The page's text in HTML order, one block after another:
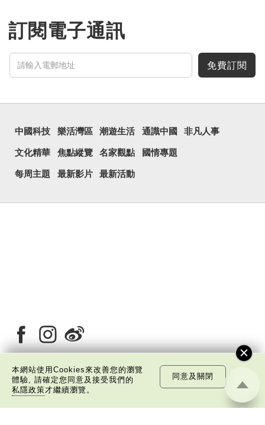
思。
三個口為「品」，這個
代甲骨文，古字形從三口，
表示眾多。《說文解...
訂閱電子通訊
免費訂閱
中國科技 樂活灣區 潮遊生活 通識中國 非凡人事
文化精華 焦點縱覽 名家觀點 國情專題
每周主題 最新影片 最新活動
關於我們 版權告示 私隱政策聲明 免責聲明
本網站使用Cookies來改善您的瀏覽
體驗, 請確定您同意及接受我們的
私隱政策才繼續瀏覽。
同意及關閉